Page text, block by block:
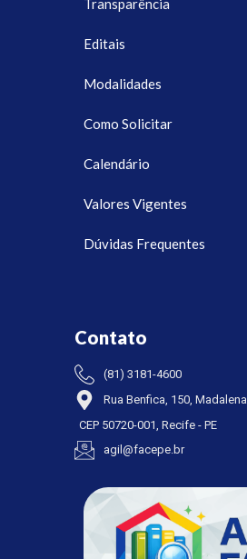
Transparência
Editais
Modalidades
Como Solicitar
Calendário
Valores Vigentes
Dúvidas Frequentes
Contato
(81) 3181-4600
Rua Benfica, 150, Madalena
CEP 50720-001, Recife - PE
agil@facepe.br